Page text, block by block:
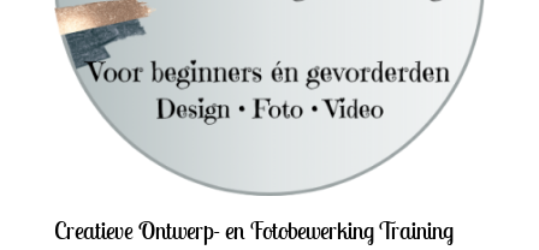
Creatieve Ontwerp- en Fotobewerking Training